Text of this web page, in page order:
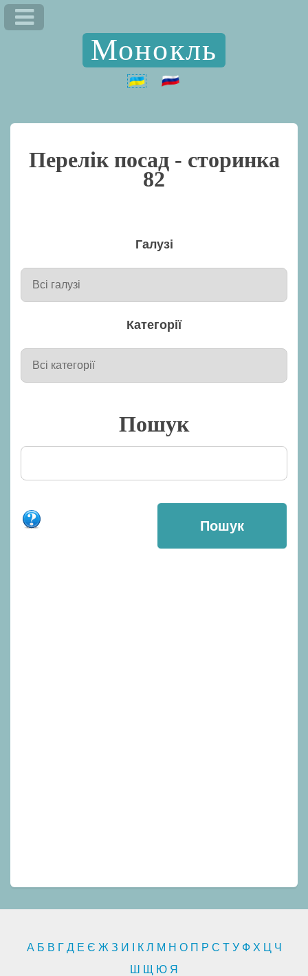
Монокль
Перелік посад - сторинка
82
Галузі
Категорії
Пошук
А Б В Г Д Е Є Ж З И К Л М Н О П Р С Т У Ф Х Ц Ч
Ш
Щ Ю Я